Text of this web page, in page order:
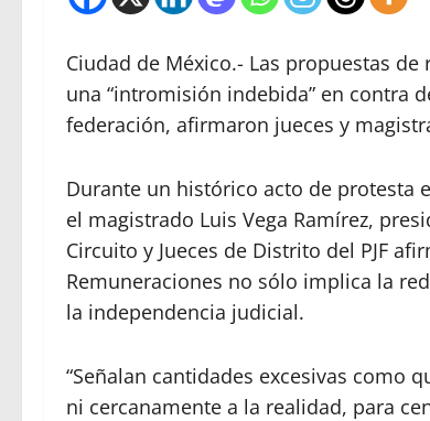
Ciudad de México.- Las propuestas
una “intromisión indebida” en contra
federación, afirmaron jueces y
Durante un histórico acto de protesta
el magistrado Luis Vega Ramírez,
Circuito y Jueces de Distrito del PJF
Remuneraciones no sólo implica la
la independencia judicial.
“Señalan cantidades excesivas como
ni cercanamente a la realidad, para